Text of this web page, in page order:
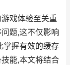
戏体验至关重
题,这不仅影响
掌握有效的缓存
能,本文将结合